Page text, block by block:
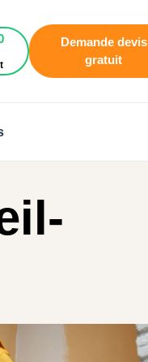
Demande devis
gratuit